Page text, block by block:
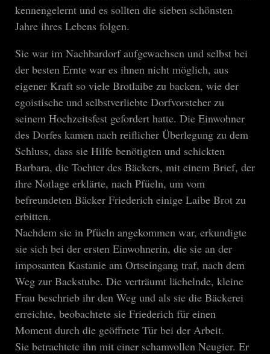
kennengelernt und es sollten die sieben schönsten
Jahre ihres Lebens folgen.
Sie war im Nachbardorf aufgewachsen und selbst bei
der besten Ernte war es ihnen nicht möglich, aus
eigener Kraft so viele Brotlaibe zu backen, wie der
egoistische und selbstverliebte Dorfvorsteher zu
seinem Hochzeitsfest gefordert hatte. Die Einwohner
des Dorfes kamen nach reiflicher Überlegung zu dem
Schluss, dass sie Hilfe benötigten und schickten
Barbara, die Tochter des Bäckers, mit einem Brief, der
ihre Notlage erklärte, nach Pfüeln, um vom
befreundeten Bäcker Friederich einige Laibe Brot zu
erbitten.
Nachdem sie in Pfüeln angekommen war, erkundigte
sie sich bei der ersten Einwohnerin, die sie an der
imposanten Kastanie am Ortseingang traf, nach dem
Weg zur Backstube. Die verträumt lächelnde, kleine
Frau beschrieb ihr den Weg und als sie die Bäckerei
erreichte, beobachtete sie Friederich für einen
Moment durch die geöffnete Tür bei der Arbeit.
Sie betrachtete ihn mit einer schamvollen Neugier. Er